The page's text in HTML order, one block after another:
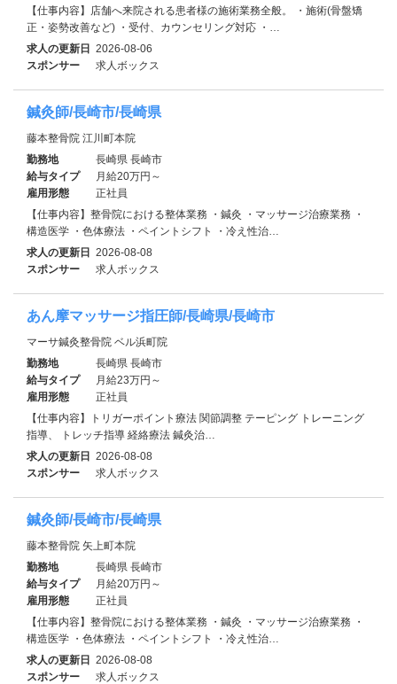
【仕事内容】店舗へ来院される患者様の施術業務全般。 ・施術(骨盤矯
正・姿勢改善など) ・受付、カウンセリング対応 ・…
求人の更新日 2026-08-06
スポンサー
求人ボックス
鍼灸師/長崎市/長崎県
藤本整骨院 江川町本院
勤務地
長崎県 長崎市
給与タイプ
月給20万円～
雇用形態
正社員
【仕事内容】整骨院における整体業務 ・鍼灸 ・マッサージ治療業務 ・
構造医学 ・色体療法 ・ペイントシフト ・冷え性治…
求人の更新日 2026-08-08
スポンサー
求人ボックス
あん摩マッサージ指圧師/長崎県/長崎市
マーサ鍼灸整骨院 ベル浜町院
勤務地
長崎県 長崎市
給与タイプ
月給23万円～
雇用形態
正社員
【仕事内容】トリガーポイント療法 関節調整 テーピング トレーニング
指導、 トレッチ指導 経絡療法 鍼灸治…
求人の更新日 2026-08-08
スポンサー
求人ボックス
鍼灸師/長崎市/長崎県
藤本整骨院 矢上町本院
勤務地
長崎県 長崎市
給与タイプ
月給20万円～
雇用形態
正社員
【仕事内容】整骨院における整体業務 ・鍼灸 ・マッサージ治療業務 ・
構造医学 ・色体療法 ・ペイントシフト ・冷え性治…
求人の更新日 2026-08-08
スポンサー
求人ボックス